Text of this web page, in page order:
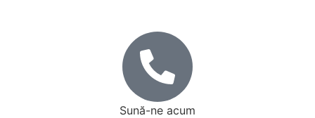
Sună-ne acum